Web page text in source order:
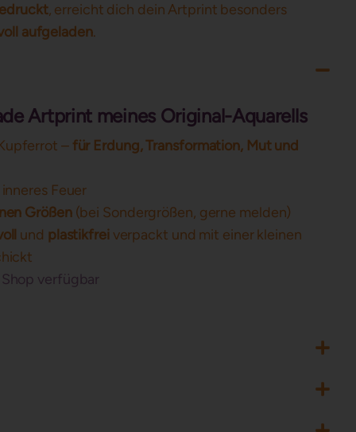
, erreicht dich dein Artprint besonders
aufgeladen.
Artprint meines Original-Aquarells
– für Erdung, Transformation, Mut und
Feuer
Größen(bei Sondergrößen, gerne melden)
und plastikfreiverpackt und mit einer kleinen
verfügbar